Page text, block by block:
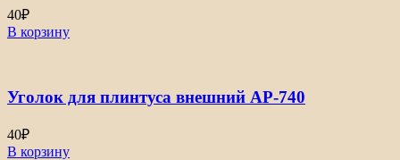
40₽
В корзину
Уголок для плинтуса внешний АР-740
40₽
В корзину